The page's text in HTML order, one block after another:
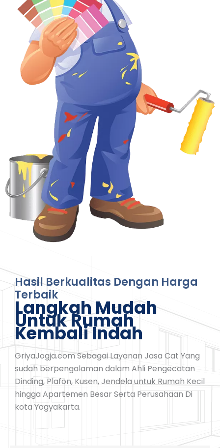
Hasil Berkualitas Dengan Harga
Terbaik​
Langkah Mudah
Untuk Rumah
Kembali Indah
GriyaJogja.com Sebagai Layanan Jasa Cat Yang
sudah berpengalaman dalam Ahli Pengecatan
Dinding, Plafon, Kusen, Jendela untuk Rumah Kecil
hingga Apartemen Besar Serta Perusahaan Di
kota Yogyakarta.